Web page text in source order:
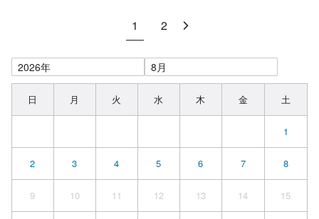
1 2
日 月 火 水 木 金 土
1
2 3 4 5 6 7 8
9 10 11 12 13 14 15